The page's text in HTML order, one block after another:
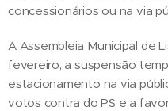
concessionários ou na via
A Assembleia Municipal de
fevereiro, a suspensão
estacionamento na via
votos contra do PS e a